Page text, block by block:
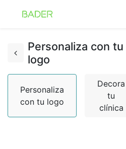
Personaliza con tu
logo
Personaliza
con tu logo
Decora
tu
clínica